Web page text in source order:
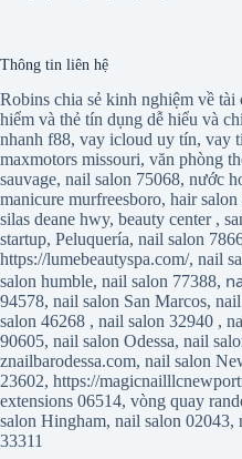
Thông tin liên hệ
Robins chia sẻ kinh nghiệm về tài
hiểm và thẻ tín dụng dễ hiểu và
nhanh f88, vay icloud uy tín, vay
maxmotors missouri, văn phòng
sauvage, nail salon 75068, nước
manicure murfreesboro, hair
silas deane hwy, beauty center,
startup, Peluquería, nail salon
https://lumebeautyspa.com/, nail
salon humble, nail salon 77388,
94578, nail salon San Marcos,
salon 46268 , nail salon 32940 ,
90605, nail salon Odessa, nail
znailbarodessa.com, nail salon
23602, https://
extensions 06514, vòng quay
salon Hingham, nail salon 02043,
33311